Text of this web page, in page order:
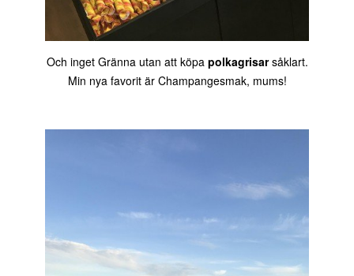
Och inget Gränna utan att köpa polkagrisarsåklart.
Min nya favorit är Champangesmak, mums!